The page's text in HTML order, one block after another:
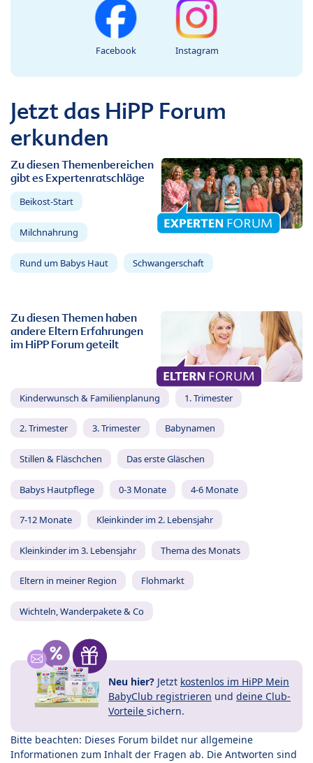
Facebook Instagram
Jetzt das HiPP Forum
erkunden
Zu diesen Themenbereichen
gibt es Expertenratschläge
Beikost-Start
Milchnahrung
Rund um Babys Haut Schwangerschaft
Zu diesen Themen haben
andere Eltern Erfahrungen
im HiPP Forum geteilt
Kinderwunsch & Familienplanung 1. Trimester
2. Trimester 3. Trimester Babynamen
Stillen & Fläschchen Das erste Gläschen
Babys Hautpflege 0-3 Monate 4-6 Monate
7-12 Monate Kleinkinder im 2. Lebensjahr
Kleinkinder im 3. Lebensjahr Thema des Monats
Eltern in meiner Region Flohmarkt
Wichteln, Wanderpakete & Co
Neu hier? Jetzt kostenlos im HiPP Mein
BabyClub registrieren und deine Club-
Vorteile sichern.
Bitte beachten: Dieses Forum bildet nur allgemeine
Informationen zum Inhalt der Fragen ab. Die Antworten sind